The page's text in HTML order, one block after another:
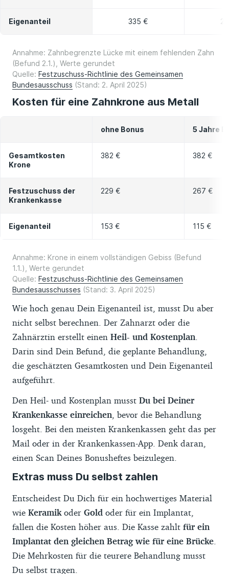
Eigenanteil 335 €
Annahme: Zahnbegrenzte Lücke mit einem fehlenden Zahn
(Befund 2.1.), Werte gerundet
Quelle: Festzuschuss-Richtlinie des Gemeinsamen
Bundesausschuss (Stand: 2. April 2025)
Kosten für eine Zahnkrone aus Metall
ohne Bonus 5 Jahre
Gesamtkosten
Krone
382 € 382 €
Festzuschuss der
Krankenkasse
229 € 267 €
Eigenanteil 153 € 115 €
Annahme: Krone in einem vollständigen Gebiss (Befund
1.1.), Werte gerundet
Quelle: Festzuschuss-Richtlinie des Gemeinsamen
Bundesausschusses (Stand: 3. April 2025)
Wie hoch genau Dein Eigenanteil ist, musst Du aber
nicht selbst berechnen. Der Zahnarzt oder die
Zahnärztin erstellt einen Heil- und Kostenplan
Darin sind Dein Befund, die geplante Behandlung,
die geschätzten Gesamtkosten und Dein Eigenanteil
aufgeführt.
Den Heil- und Kostenplan musst Du bei Deiner
Krankenkasse einreichen , bevor die Behandlung
losgeht. Bei den meisten Krankenkassen geht das per
Mail oder in der Krankenkassen-App. Denk daran,
einen Scan Deines Bonusheftes beizulegen.
Extras muss Du selbst zahlen
Entscheidest Du Dich für ein hochwertiges Material
wie Keramik oder Gold oder für ein Implantat,
fallen die Kosten höher aus. Die Kasse zahlt für ein
Implantat den gleichen Betrag wie für eine Brücke
Die Mehrkosten für die teurere Behandlung musst
Du selbst tragen.